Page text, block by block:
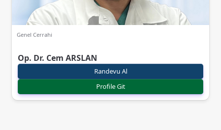
Genel Cerrahi
Op. Dr. Cem ARSLAN
Randevu Al
Profile Git